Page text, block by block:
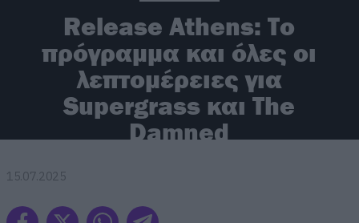
Release Athens: Το
πρόγραμμα και όλες οι
λεπτομέρειες για
Supergrass και The
Damned
15.07.2025